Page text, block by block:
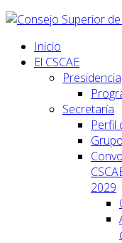
Inicio
El CSCAE
Presidencia
Secretaría
Perfil
2029